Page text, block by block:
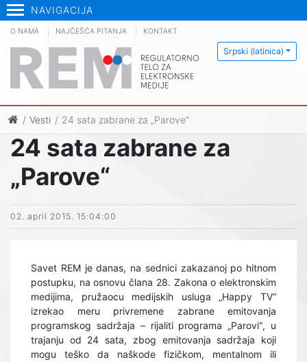
NAVIGACIJA
Srpski (latinica)
O NAMA NAJČEŠĆA PITANJA KONTAKT
Vesti 24 sata zabrane za „Parove“
24 sata zabrane za
„Parove“
02. april 2015. 15:04:00
Savet REM je danas, na sednici zakazanoj po hitnom
postupku, na osnovu člana 28. Zakona o elektronskim
medijima, pružaocu medijskih usluga „Happy TV“
izrekao meru privremene zabrane emitovanja
programskog sadržaja – rijaliti programa „Parovi“, u
trajanju od 24 sata, zbog emitovanja sadržaja koji
mogu teško da naškode fizičkom, mentalnom ili